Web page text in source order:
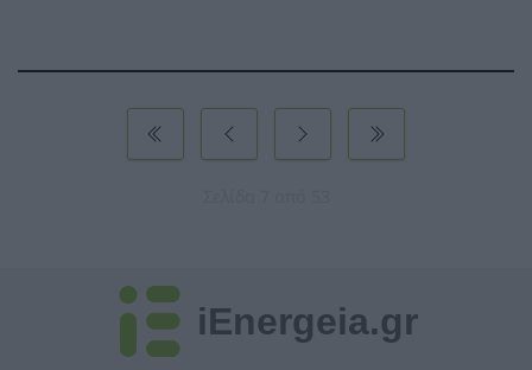
iEnergeia.gr